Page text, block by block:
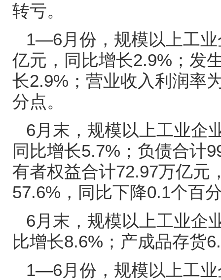
转亏。
1—6月份，规模以上工
亿元，同比增长2.9% ；发
长2.9% ；营业收入利润率
分点。
6月末，规模以上工业企
同比增长5.7% ；负债合计
有者权益合计72.97万亿元
57.6% ，同比下降0.1个百
6月末，规模以上工业企
比增长8.6% ；产成品存货
1—6月份，规模以上工